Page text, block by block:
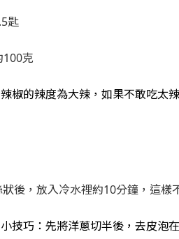
匙
克
椒的辣度為大辣，如果不敢吃太
後，放入冷水裡約10分鐘，這
技巧：先將洋蔥切半後，去皮泡